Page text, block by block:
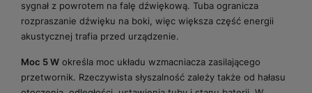
sygnał z powrotem na falę dźwiękową. Tuba ogranicza
rozpraszanie dźwięku na boki, więc większa część energii
akustycznej trafia przed urządzenie.
Moc 5 W określa moc układu wzmacniacza zasilającego
przetwornik. Rzeczywista słyszalność zależy także od hałasu